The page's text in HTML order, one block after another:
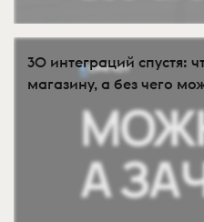
30 интеграций спустя:
магазину, а без чего